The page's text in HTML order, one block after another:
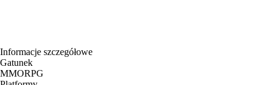
Informacje szczegółowe
Gatunek
MMORPG